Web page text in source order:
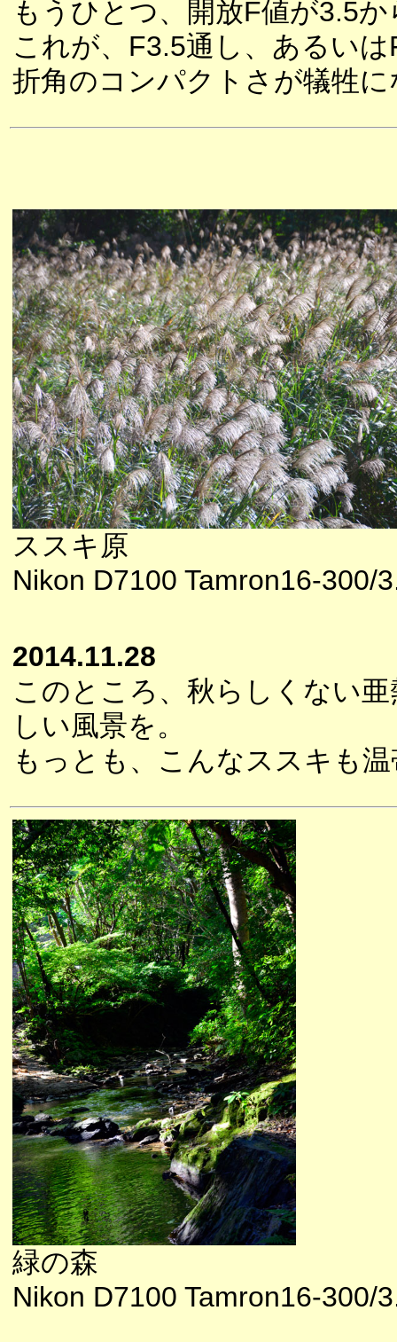
もうひとつ、開放F値が3.5か
これが、F3.5通し、あるい
折角のコンパクトさが犠牲
ススキ原
Nikon D7100 Tamron16-300/
2014.11.28
このところ、秋らしくない
しい風景を。
もっとも、こんなススキも
緑の森
Nikon D7100 Tamron16-300/